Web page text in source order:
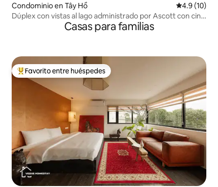
Condominio en Tây Hồ Calificación
4.9 (10)
Dúplex con vistas al lago administrado por Ascott con cine
Casas para familias
De los mejores en Favorito entre huéspedes
Favorito entre huéspedes